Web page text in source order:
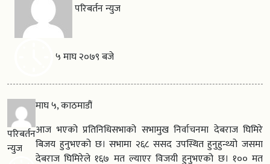
परिबर्तन न्युज
५ माघ २०७९ बजे
परिबर्तन
न्युज
माघ ५, काठमाडौं
आज भएको प्रतिनिधिसभाको सभामुख निर्वाचनमा देबराज घिमिरे
बिजय हुनुभएको छ। सभामा २६८ ससद उपस्थित हुनुहुन्थ्यो जसमा
देबराज घिमिरेले १६७ मत ल्याएर विजयी हुनुभएको छ। १०० मत